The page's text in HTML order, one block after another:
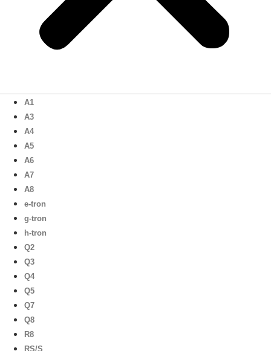
A1
A3
A4
A5
A6
A7
A8
e-tron
g-tron
h-tron
Q2
Q3
Q4
Q5
Q7
Q8
R8
RS/S